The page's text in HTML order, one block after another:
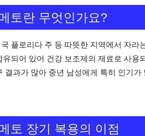
토란 무엇인가요?
플로리다 주 등 따뜻한 지역에서 자라
유되어 있어 건강 보조제의 재료로 사
결과가 많아 중년 남성에게 특히 인기가
토 장기 복용의 이점